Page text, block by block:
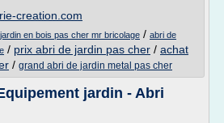
creation.com
en bois pas cher mr bricolage / abri de
/ prix abri de jardin pas cher / achat
/ grand abri de jardin metal pas cher
jardin - Abri